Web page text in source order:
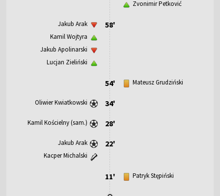
Zvonimir Petković
58'
Jakub Arak
Kamil Wojtyra
Jakub Apolinarski
Lucjan Zieliński
54' Mateusz Grudziński
34'
Oliwier Kwiatkowski
28'
Kamil Kościelny (sam.)
22'
Jakub Arak
Kacper Michalski
11' Patryk Stępiński